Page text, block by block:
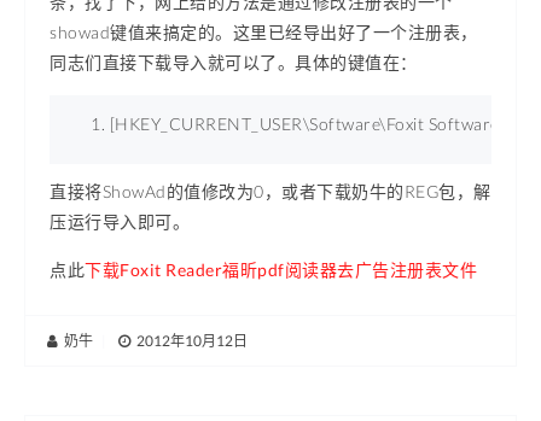
showad键值来搞定的。这里已经导出好了一个注册表，
同志们直接下载导入就可以了。具体的键值在：
[HKEY_CURRENT_USER\Software\Foxit Software\福
直接将ShowAd的值修改为0，或者下载奶牛的REG包，解
压运行导入即可。
点此下载Foxit Reader福昕pdf阅读器去广告注册表文件
奶牛 2012年10月12日